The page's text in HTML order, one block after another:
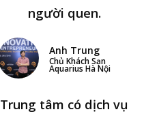
người quen.
Anh Trung
Chủ Khách Sạn
Aquarius Hà Nội
Trung tâm có dịch vụ